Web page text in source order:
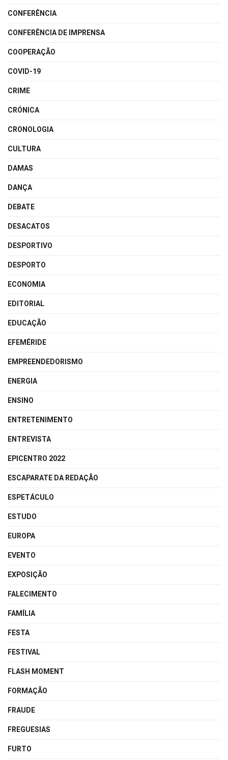
CONFERÊNCIA
CONFERÊNCIA DE IMPRENSA
COOPERAÇÃO
COVID-19
CRIME
CRÓNICA
CRONOLOGIA
CULTURA
DAMAS
DANÇA
DEBATE
DESACATOS
DESPORTIVO
DESPORTO
ECONOMIA
EDITORIAL
EDUCAÇÃO
EFEMÉRIDE
EMPREENDEDORISMO
ENERGIA
ENSINO
ENTRETENIMENTO
ENTREVISTA
EPICENTRO 2022
ESCAPARATE DA REDAÇÃO
ESPETÁCULO
ESTUDO
EUROPA
EVENTO
EXPOSIÇÃO
FALECIMENTO
FAMÍLIA
FESTA
FESTIVAL
FLASH MOMENT
FORMAÇÃO
FRAUDE
FREGUESIAS
FURTO